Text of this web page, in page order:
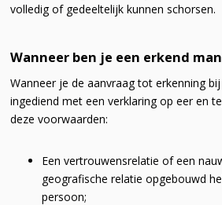
volledig of gedeeltelijk kunnen schorsen.
Wanneer ben je een erkend
Wanneer je de aanvraag tot erkenning
ingediend met een verklaring op eer en
deze voorwaarden:
Een vertrouwensrelatie of een
geografische relatie opgebouwd
persoon;